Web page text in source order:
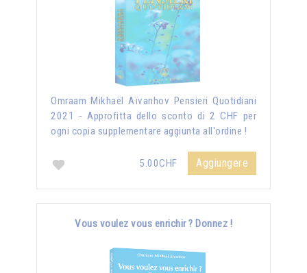
Omraam Mikhaël Aïvanhov Pensieri Quotidiani
2021 - Approfitta dello sconto di 2 CHF per
ogni copia supplementare aggiunta all'ordine !
5.00CHF Aggiungere
Vous voulez vous enrichir ? Donnez !